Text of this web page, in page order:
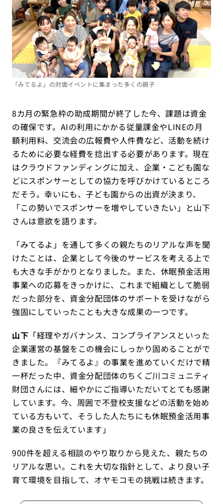
「みてるよ」の対面イベントに集まった多くの親子
8カ月の緊急枠の助成期間が終了した今、課題は資金
の確保です。AIの利用にかかる従量課金やLINEの月
額利用料、交流会の広報費や人件費など、活動を続け
るために必要な経費を捻出する必要があります。現在
はクラウドファンディングに加え、企業・こども園な
どにスポンサーとしての協力を呼びかけているところ
だそう。幸いにも、子ども園からの出資が決まり、
「この勢いでスポンサーを増やしていきたい」と山下
さんは意欲を語ります。
「みてるよ」を通して多くの親たちのリアルな声を聞
けたことは、企業として今後のサービスを考える上で
も大きな手がかりとなりました。また、休眠預金活用
事業への応募をきっかけに、これまで組織として脆弱
だった部分を、資金分配団体のサポートを受けながら
強固にしていったことも大きな成果の一つです。
山下 「経理やガバナンス、コンプライアンスといった
企業運営の基盤をこの機会にしっかり固めることがで
きました。『みてるよ』の事業を進めていくだけで精
一杯だった中、資金分配団体のちくご川コミュニティ
財団さんには、細やかにご指導いただいてとても感謝
しています。今、周囲で不登校支援などの活動を始め
ている方もいて、そうした人たちにも休眠預金活用事
業の良さを伝えています」
900件を超える相談のやり取りから見えた、親たちの
リアルな思い。これを大切な指針として、より良い子
育て環境を目指して、オヤモコモの挑戦は続きます。